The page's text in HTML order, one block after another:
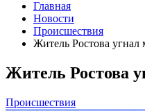
Главная
Новости
Происшествия
Житель Ростова угнал
Житель Ростова
Происшествия